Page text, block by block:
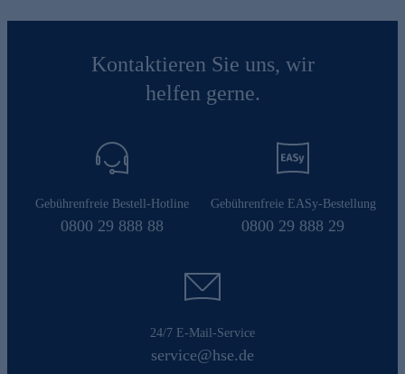
Kontaktieren Sie uns, wir
helfen gerne.
Gebührenfreie Bestell-Hotline
0800 29 888 88
Gebührenfreie EASy-Bestellung
0800 29 888 29
24/7 E-Mail-Service
service@hse.de